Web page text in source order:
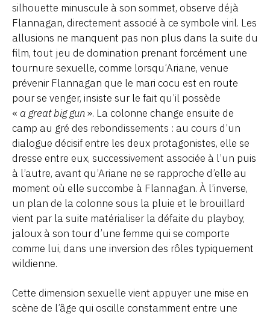
silhouette minuscule à son sommet, observe déjà
Flannagan, directement associé à ce symbole viril. Les
allusions ne manquent pas non plus dans la suite du
film, tout jeu de domination prenant forcément une
tournure sexuelle, comme lorsqu’Ariane, venue
prévenir Flannagan que le mari cocu est en route
pour se venger, insiste sur le fait qu’il possède
« a great big gun». La colonne change ensuite de
camp au gré des rebondissements : au cours d’un
dialogue décisif entre les deux protagonistes, elle se
dresse entre eux, successivement associée à l’un puis
à l’autre, avant qu’Ariane ne se rapproche d’elle au
moment où elle succombe à Flannagan. À l’inverse,
un plan de la colonne sous la pluie et le brouillard
vient par la suite matérialiser la défaite du playboy,
jaloux à son tour d’une femme qui se comporte
comme lui, dans une inversion des rôles typiquement
wildienne.
Cette dimension sexuelle vient appuyer une mise en
scène de l’âge qui oscille constamment entre une